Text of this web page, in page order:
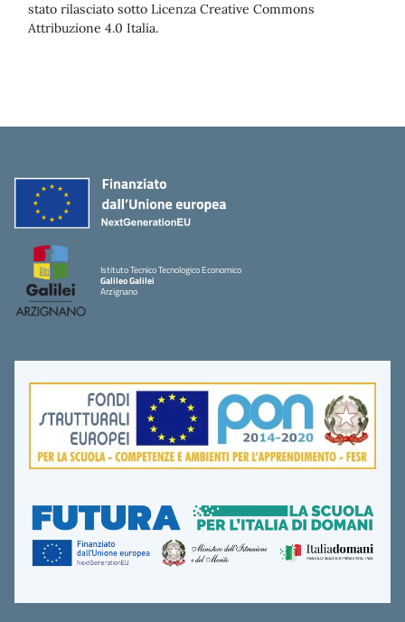
stato rilasciato sotto Licenza Creative Commons
Attribuzione 4.0 Italia.
Istituto Tecnico Tecnologico Economico
Galileo Galilei
Arzignano